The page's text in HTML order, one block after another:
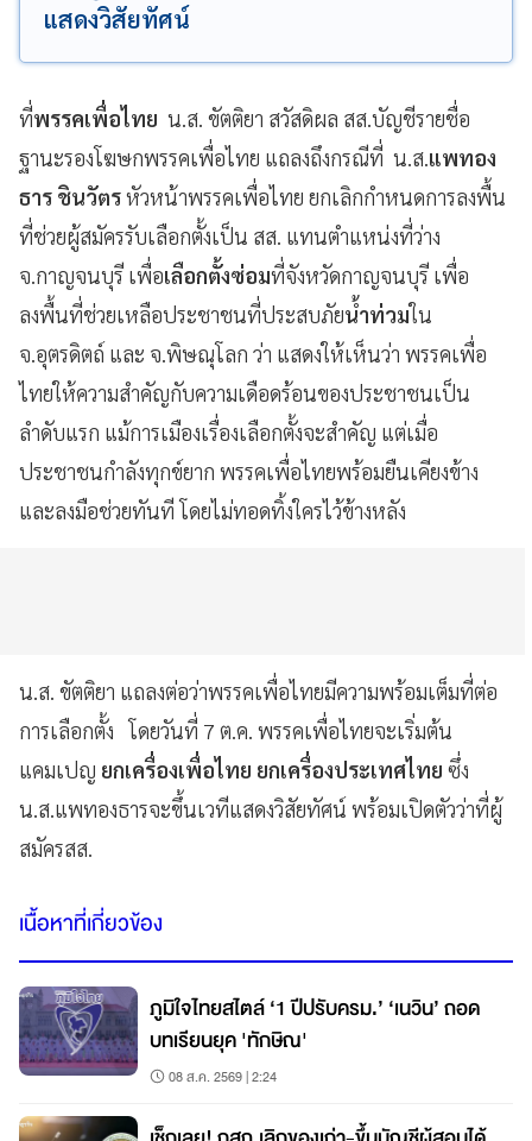
แสดงวิสัยทัศน์
ที่พรรคเพื่อไทย น.ส. ขัตติยา สวัสดิผล สส.บัญชีรายชื่อ
ฐานะรองโฆษกพรรคเพื่อไทย แถลงถึงกรณีที่ น.ส.แพทอง
ธาร ชินวัตรหัวหน้าพรรคเพื่อไทย ยกเลิกกำหนดการลงพื้น
ที่ช่วยผู้สมัครรับเลือกตั้งเป็น สส. แทนตำแหน่งที่ว่าง
จ.กาญจนบุรี เพื่อเลือกตั้งซ่อมที่จังหวัดกาญจนบุรี เพื่อ
ลงพื้นที่ช่วยเหลือประชาชนที่ประสบภัยน้ำท่วมใน
จ.อุตรดิตถ์ และ จ.พิษณุโลก ว่า แสดงให้เห็นว่า พรรคเพื่อ
ไทยให้ความสำคัญกับความเดือดร้อนของประชาชนเป็น
ลำดับแรก แม้การเมืองเรื่องเลือกตั้งจะสำคัญ แต่เมื่อ
ประชาชนกำลังทุกข์ยาก พรรคเพื่อไทยพร้อมยืนเคียงข้าง
และลงมือช่วยทันที โดยไม่ทอดทิ้งใครไว้ข้างหลัง
น.ส. ขัตติยา แถลงต่อว่าพรรคเพื่อไทยมีความพร้อมเต็มที่ต่อ
การเลือกตั้ง โดยวันที่ 7 ต.ค. พรรคเพื่อไทยจะเริ่มต้น
แคมเปญ ยกเครื่องเพื่อไทย ยกเครื่องประเทศไทย ซึ่ง
น.ส.แพทองธารจะขึ้นเวทีแสดงวิสัยทัศน์ พร้อมเปิดตัวว่าที่ผู้
สมัครสส.
เนื้อหาที่เกี่ยวข้อง
ภูมิใจไทยสไตล์ ‘1 ปีปรับครม.’ ‘เนวิน’ ถอด
บทเรียนยุค 'ทักษิณ'
08 ส.ค. 2569 | 2:24